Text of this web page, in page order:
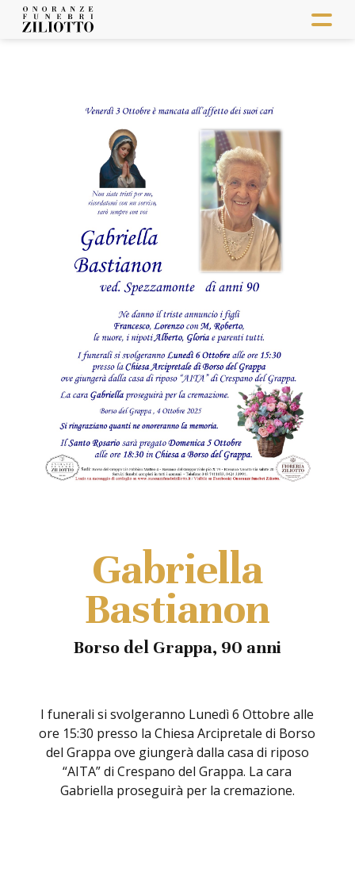
Gabriella
Bastianon
Borso del Grappa, 90 anni
I funerali si svolgeranno Lunedì 6 Ottobre alle
ore 15:30 presso la Chiesa Arcipretale di Borso
del Grappa ove giungerà dalla casa di riposo
“AITA” di Crespano del Grappa. La cara
Gabriella proseguirà per la cremazione.